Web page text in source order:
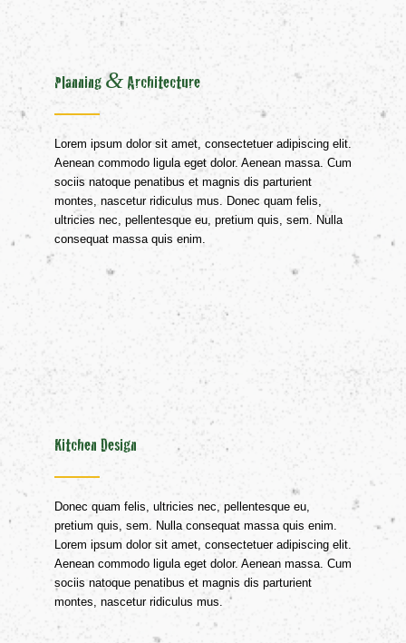
Planning & Architecture
Lorem ipsum dolor sit amet, consectetuer adipiscing elit.
Aenean commodo ligula eget dolor. Aenean massa. Cum
sociis natoque penatibus et magnis dis parturient
montes, nascetur ridiculus mus. Donec quam felis,
ultricies nec, pellentesque eu, pretium quis, sem. Nulla
consequat massa quis enim.
Kitchen Design
Donec quam felis, ultricies nec, pellentesque eu,
pretium quis, sem. Nulla consequat massa quis enim.
Lorem ipsum dolor sit amet, consectetuer adipiscing elit.
Aenean commodo ligula eget dolor. Aenean massa. Cum
sociis natoque penatibus et magnis dis parturient
montes, nascetur ridiculus mus.